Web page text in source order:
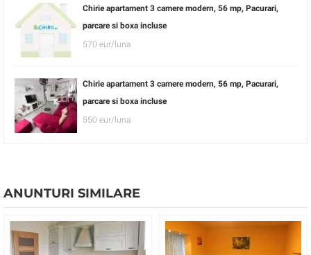
Chirie apartament 3 camere modern, 56 mp, Pacurari,
parcare si boxa incluse
570 eur/luna
Chirie apartament 3 camere modern, 56 mp, Pacurari,
parcare si boxa incluse
550 eur/luna
ANUNTURI SIMILARE